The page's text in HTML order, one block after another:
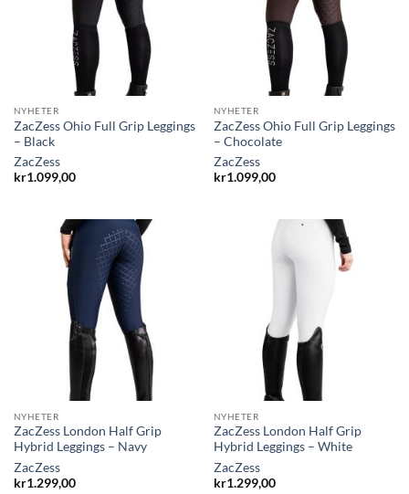
NYHETER
ZacZess Ohio Full Grip Leggings
– Black
ZacZess
kr1.099,00
NYHETER
ZacZess Ohio Full Grip Leggings
– Chocolate
ZacZess
kr1.099,00
NYHETER
ZacZess London Half Grip
Hybrid Leggings – Navy
ZacZess
kr1.299,00
NYHETER
ZacZess London Half Grip
Hybrid Leggings – White
ZacZess
kr1.299,00